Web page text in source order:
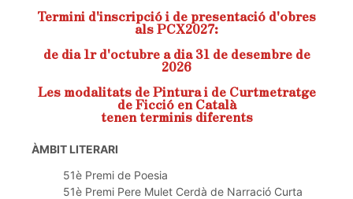
Termini d'inscripció i de presentació d'obres
als PCX2027:
de dia 1r d'octubre a dia 31 de desembre de
2026
Les modalitats de Pintura i de Curtmetratge
de Ficció en Català
tenen terminis diferents
ÀMBIT LITERARI
51è Premi de Poesia
51è Premi Pere Mulet Cerdà de Narració Curta